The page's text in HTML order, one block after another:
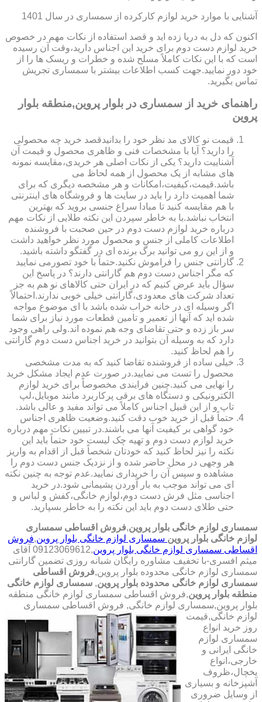
آشنایی با موارد خرید لوازم کارکرده از سمساری در سال 1401
اکنون که دل به دریا زده اید و قصد استفاده از نکات مهم در خصوص
خرید لوازم دست دوم برای خرید این اجناس دارید،وقت آن رسیده
است که با این نکات کاملاً مسلح شده و خطرات و ریسک ها را از
خود دور نمایید.جهت کسب اطلاعات بیشتر با سمساری تجریش
تماس بگیرید.
راهنمای خرید از سمساری در بلوار پروین,منطقه بلوار
پروین
قیمت نو کالای مد نظر خود را بدانیدقصد خرید چه محصولی
را دارید؟ آیا با مشخصات فنی و ظاهری محصول و قیمت آن
آشناییت دارید؟ یکی از نکات اصلی هر خریدی،مقایسه نمونه
های مشابه از یک محصول از همه لحاظ می
باشد.قیمت،کیفیت،امکانات و هر مشخصه دیگری که برای
شما اهمیت دارد را باید در سایت ها و فروشگاه های اینترنتی
با هم مقایسه کنید تا مبادا سراغ جنسی بروید که بهترین
انتخاب نباشد.با به خاطر سپردن این نکته طلایی از نکات مهم
درباره خرید لوازم دست دوم در حین صحبت با فروشنده
اطلاعات کاملی از جنس و محصول مورد نظر خواهید داشت
و از این رو می توانید برگ برنده ای در گفتگو داشته باشید.
گارانتی جنس را فراموش نکنید.حتماً با خود تصورمی نمایید
که مگر اجناس دست دوم هم گارانتی دارند؟ در پاسخ این
سؤال باید عرض کنیم که در ایران حتی کالاهای نو هم به جز
تعداد شرکت های معدودی،گارانتی خیلی خوبی ندارند.احتمالاً
اگر وسیله ای در خانه خراب شده باشد با ای موضوع مواجه
شده اید که آنها از تعمیر و تامین قطعات مورد نیاز برای شما
سر باز زده و حتی تقاضای وجه هم نموده اند.ولی راهی وجود
دارد که به وسیله آن بتوانید در خرید اجناس دست دوم گارانتی
را هم لحاظ کنید.
خیلی ساده از فروشنده تقاضا کنید که به مدت مشخصی
محصول را تست می نمایید.در صورت عدم ایجاد مشکل خرید
را نهایی می کنید.چنین فرایندی مخصوصاً برای خرید لوازم
الکترونیکی و دستگاه های برقی پرکاربرد مانند موبایل،لپ
تاپ و از این قبیل اجناس کاملاً می تواند مفید و عالی باشد.
حتماً قبل از خرید خوب دقت کنید.وضعیت ظاهری اجناس
خود گواهی بر کیفیت آنها می باشند.در تبیین نکات مهم درباره
خرید لوازم دست دوم و تهیه چک لیست خود حتماً باید این
نکته را نیز لحاظ کنید که خودتان شخصاً قبل از اقدام به واریز
هر وجهی در محل حاضر شده و از نزدیک جنس دست دوم را
مشاهده و سپس آن را خریداری نمایید.عدم توجه به چنین نکته
ای می تواند موجب به بار آوردن پشیمانی شود.در خرید
اجناسی مثل فرش دست دوم،لوازم خانگی،کفش و لباس و
حتی طلای دست دوم باید این نکته را به خاطر بسپارید.
سمساری لوازم خانگی بلوار پروین,فروش اقساطی سمساری
لوازم خانگی بلوار پروین سمساری لوازم خانگی بلوار پروین,فروش
اقساطی سمساری لوازم خانگی بلوار پروین
,09123069612 آقای
میثم افسری-با تخفیف مشاوره رایگان شبانه روزی تضمین گارانتی
سمساری لوازم خانگی محدوده بلوار پروین,فروش اقساطی
سمساری لوازم خانگی محدوده بلوار پروین, سمساری لوازم خانگی
منطقه بلوار پروین,فروش اقساطی سمساری لوازم خانگی منطقه
بلوار پروین,سمساری لوازم خانگی, فروش اقساطی سمساری
لوازم خانگی,قیمت
روز خرید انواع
سمساری لوازم
خانگی ایرانی و
خارجی،انواع
یخچال،ظروف
آشپزخانه و بسیاری
از وسایل ضروری